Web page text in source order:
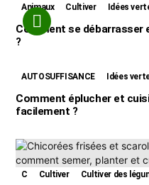
Animaux Cultiver Idées
Comment se
?
AUTOSUFFISANCE Idées
Comment éplucher et
facilement ?
C Cultiver Cultiver des